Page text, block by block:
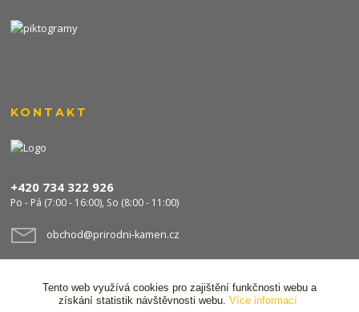
KONTAKT
+420 734 322 926
Po - Pá (7:00 - 16:00), So (8:00 - 11:00)
obchod@prirodni-kamen.cz
Tento web využívá cookies pro zajištění funkčnosti webu a
získání statistik návštěvnosti webu. Více informací